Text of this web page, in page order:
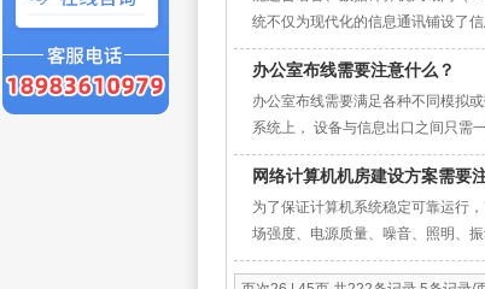
统不仅为现代化的信息通讯铺设了
办公室布线需要注意什么？
办公室布线需要满足各种不同模拟
系统上， 设备与信息出口之间只需
网络计算机机房建设方案需要
为了保证计算机系统稳定可靠运行
场强度、电源质量、噪音、照明、